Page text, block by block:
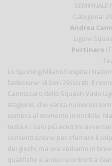
Categoria:
Andrea
Ligure
Portinaro
Lo Sporting Milano3 ospita i
l’adesione di ben 29 iscritti. Il
Cannizzaro dello Squash Vado
stagione, che vanta numerosi
sembra al momento invincibile.
testa e i suoi più acerrimi
concentrazione per sferrare il
dei giochi, ma ora vediamo in
qualifiche e antico scontro tra